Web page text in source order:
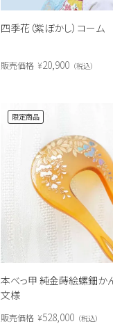
四季花（紫ぼかし）コーム
販売価格 ¥20,900 税込
本べっ甲 純金蒔絵螺鈿
文様
限定商品
販売価格 ¥528,000 税込